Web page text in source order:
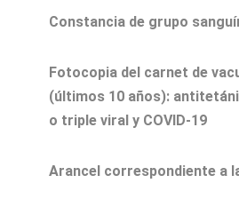
Constancia de grupo
Fotocopia del carnet de
(últimos 10 años):
o triple viral y COVID-19
Arancel correspondiente a